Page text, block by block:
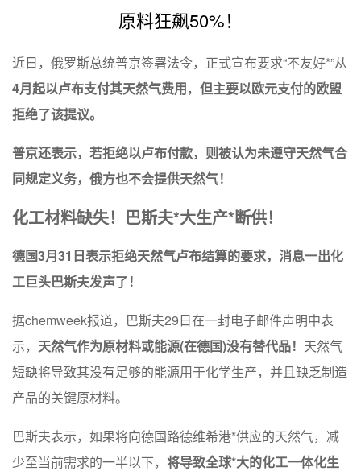
原料狂飙50%！
近日，俄罗斯总统普京签署法令，正式宣布要求“不友好*”从
4月起以卢布支付其天然气费用， 但主要以欧元支付的欧盟
拒绝了该提议。
普京还表示，若拒绝以卢布付款，则被认为未遵守天然气合
同规定义务，俄方也不会提供天然气！
化工材料缺失！巴斯夫*大生产*断供！
德国3月31日表示拒绝天然气卢布结算的要求，消息一出化
工巨头巴斯夫发声了！
据chemweek报道，巴斯夫29日在一封电子邮件声明中表
示， 天然气作为原材料或能源(在德国)没有替代品！ 天然气
短缺将导致其没有足够的能源用于化学生产，并且缺乏制造
产品的关键原材料。
巴斯夫表示，如果将向德国路德维希港*供应的天然气，减
少至当前需求的一半以下， 将导致全球*大的化工一体化生